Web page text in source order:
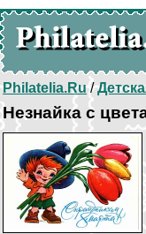
Philatelia.Ru/
Незнайка с